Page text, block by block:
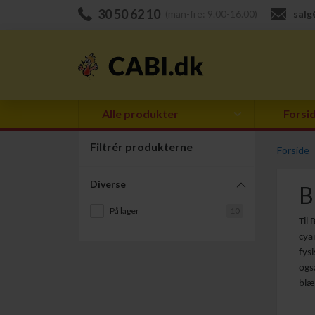
30 50 62 10
Alle produkter
Filtrér produkterne
Diverse
På lager
Forside
Til